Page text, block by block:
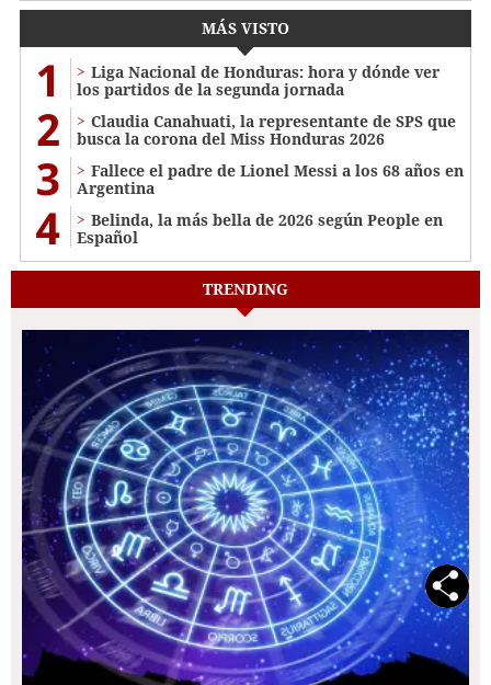
MÁS VISTO
1
Liga Nacional de Honduras: hora y dónde ver
los partidos de la segunda jornada
2
Claudia Canahuati, la representante de SPS que
busca la corona del Miss Honduras 2026
3
Fallece el padre de Lionel Messi a los 68 años en
Argentina
4
Belinda, la más bella de 2026 según People en
Español
TRENDING